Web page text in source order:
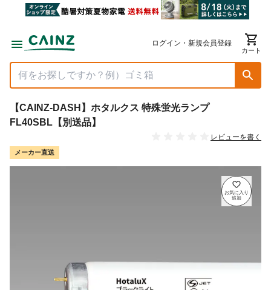
ログイン・新規会員登録
カート
【CAINZ-DASH】ホタルクス 特殊蛍光ランプ
FL40SBL【別送品】
レビューを書く
メーカー直送